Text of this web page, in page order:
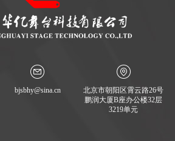
bjsbhy@sina.cn
北京市朝阳区霄云路26号
鹏润大厦B座办公楼32层
3219单元